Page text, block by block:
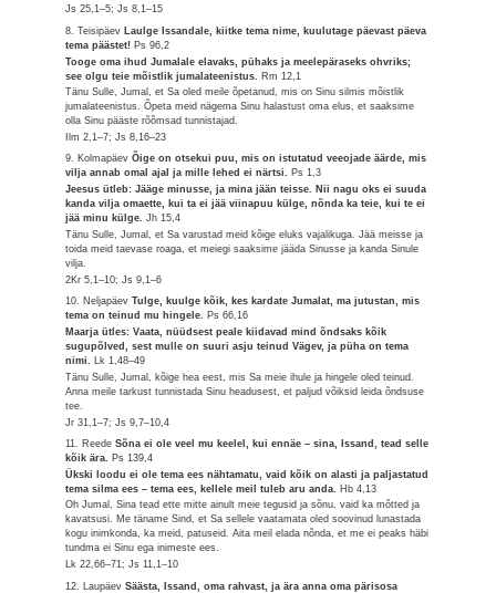
Js 25,1–5; Js 8,1–15
8. Teisipäev
Laulge Issandale, kiitke tema nime, kuulutage päevast päeva
tema päästet! Ps 96,2
Tooge oma ihud Jumalale elavaks, pühaks ja meelepäraseks ohvriks;
see olgu teie mõistlik jumalateenistus. Rm 12,1
Tänu Sulle, Jumal, et Sa oled meile õpetanud, mis on Sinu silmis mõistlik
jumalateenistus. Õpeta meid nägema Sinu halastust oma elus, et saaksime
olla Sinu pääste rõõmsad tunnistajad.
Ilm 2,1–7; Js 8,16–23
9. KolmapäevÕige on otsekui puu, mis on istutatud veeojade äärde, mis
vilja annab omal ajal ja mille lehed ei närtsi. Ps 1,3
Jeesus ütleb: Jääge minusse, ja mina jään teisse. Nii nagu oks ei suuda
kanda vilja omaette, kui ta ei jää viinapuu külge, nõnda ka teie, kui te ei
jää minu külge.Jh 15,4
Tänu Sulle, Jumal, et Sa varustad meid kõige eluks vajalikuga. Jää meisse ja
toida meid taevase roaga, et meiegi saaksime jääda Sinusse ja kanda Sinule
vilja.
2Kr 5,1–10; Js 9,1–6
10. NeljapäevTulge, kuulge kõik, kes kardate Jumalat, ma jutustan, mis
tema on teinud mu hingele. Ps 66,16
Maarja ütles: Vaata, nüüdsest peale kiidavad mind õndsaks kõik
sugupõlved, sest mulle on suuri asju teinud Vägev, ja püha on tema
nimi.
Lk 1,48–49
Tänu Sulle, Jumal, kõige hea eest, mis Sa meie ihule ja hingele oled teinud.
Anna meile tarkust tunnistada Sinu headusest, et paljud võiksid leida õndsuse
tee.
Jr 31,1–7; Js 9,7–10,4
11. ReedeSõna ei ole veel mu keelel, kui ennäe – sina, Issand, tead selle
kõik ära. Ps 139,4
Ükski loodu ei ole tema ees nähtamatu, vaid kõik on alasti ja paljastatud
tema silma ees – tema ees, kellele meil tuleb aru anda. Hb 4,13
Oh Jumal, Sina tead ette mitte ainult meie tegusid ja sõnu, vaid ka mõtted ja
kavatsusi. Me täname Sind, et Sa sellele vaatamata oled soovinud lunastada
kogu inimkonda, ka meid, patuseid. Aita meil elada nõnda, et me ei peaks häbi
tundma ei Sinu ega inimeste ees.
Lk 22,66–71; Js 11,1–10
12. LaupäevSäästa, Issand, oma rahvast, ja ära anna oma pärisosa